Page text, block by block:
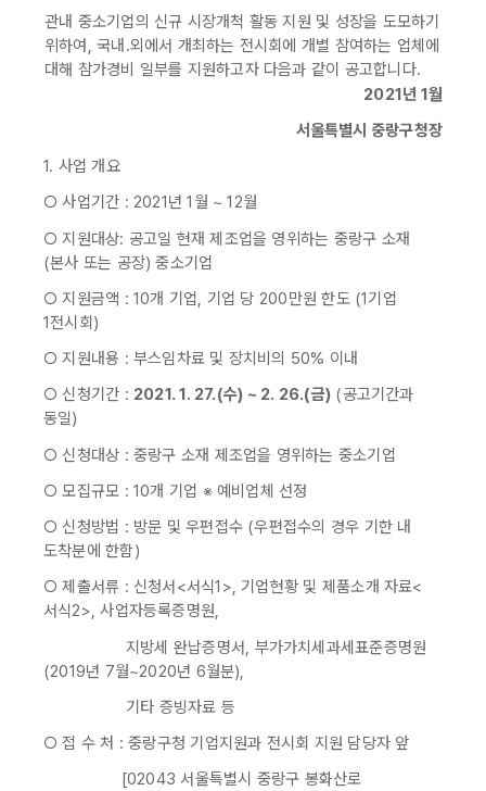
관내 중소기업의 신규 시장개척 활동 지원 및 성장을 도모하기
위하여, 국내․외에서 개최하는 전시회에 개별 참여하는 업체에
대해 참가경비 일부를 지원하고자 다음과 같이 공고합니다.
2021년 1월
서울특별시 중랑구청장
1. 사업 개요
○ 사업기간 : 2021년 1월 ~ 12월
○ 지원대상: 공고일 현재 제조업을 영위하는 중랑구 소재
(본사 또는 공장) 중소기업
○ 지원금액 : 10개 기업, 기업 당 200만원 한도 (1기업
1전시회)
○ 지원내용 : 부스임차료 및 장치비의 50% 이내
○ 신청기간 : 2021. 1. 27.(수) ~ 2. 26.(금) (공고기간과
동일)
○ 신청대상 : 중랑구 소재 제조업을 영위하는 중소기업
○ 모집규모 : 10개 기업 ※ 예비업체 선정
○ 신청방법 : 방문 및 우편접수 (우편접수의 경우 기한 내
도착분에 한함)
○ 제출서류 : 신청서<서식1>, 기업현황 및 제품소개 자료<
서식2>, 사업자등록증명원,
지방세 완납증명서, 부가가치세과세표준증명원
(2019년 7월~2020년 6월분),
기타 증빙자료 등
○ 접 수 처 : 중랑구청 기업지원과 전시회 지원 담당자 앞
[02043 서울특별시 중랑구 봉화산로